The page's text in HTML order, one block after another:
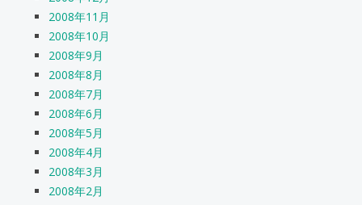
2008年11月
2008年10月
2008年9月
2008年8月
2008年7月
2008年6月
2008年5月
2008年4月
2008年3月
2008年2月